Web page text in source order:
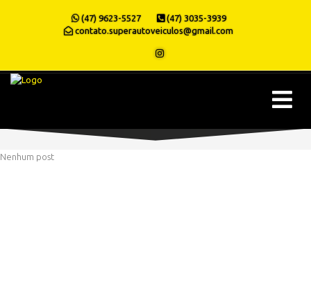
(47) 9623-5527
(47) 3035-3939
contato.superautoveiculos@gmail.com
Nenhum post